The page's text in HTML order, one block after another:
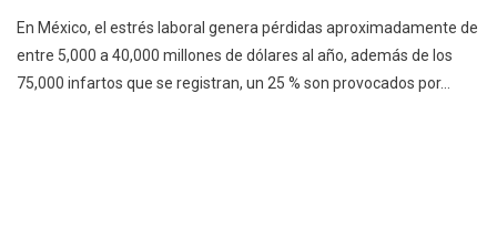
En México, el estrés laboral genera pérdidas aproximadamente de
entre 5,000 a 40,000 millones de dólares al año, además de los
75,000 infartos que se registran, un 25 % son provocados por…